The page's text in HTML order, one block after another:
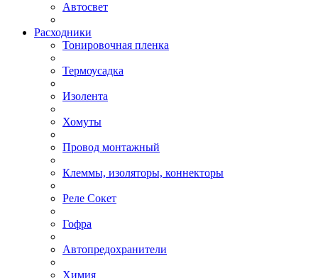
Автосвет
Расходники
Тонировочная пленка
Термоусадка
Изолента
Хомуты
Провод монтажный
Клеммы, изоляторы, коннекторы
Реле Сокет
Гофра
Автопредохранители
Химия